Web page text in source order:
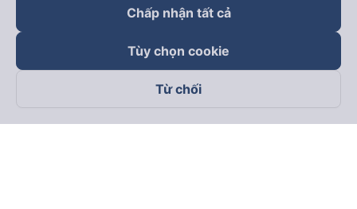
Theo dõi chúng tôi trên
Chấp nhận tất cả
Tùy chọn cookie
Từ chối